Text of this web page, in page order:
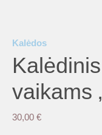
Kalėdos
vaikams
30,00 €